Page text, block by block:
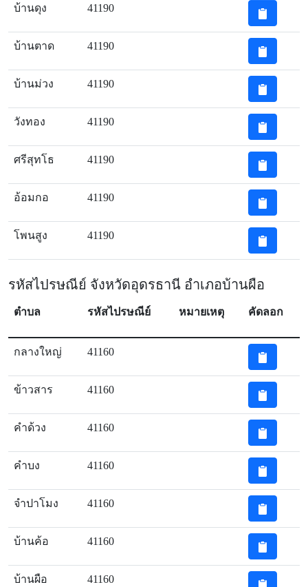
บ้านดุง 41190
บ้านตาด 41190
บ้านม่วง 41190
วังทอง 41190
ศรีสุทโธ 41190
อ้อมกอ 41190
โพนสูง 41190
รหัสไปรษณีย์ จังหวัดอุดรธานี อำเภอบ้านผือ
ตำบล รหัสไปรษณีย์ หมายเหตุ คัดลอก
กลางใหญ่ 41160
ข้าวสาร 41160
คำด้วง 41160
คำบง 41160
จำปาโมง 41160
บ้านค้อ 41160
บ้านผือ 41160